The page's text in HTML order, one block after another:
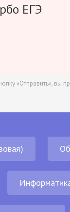
ЕГЭ
«Отправить», вы